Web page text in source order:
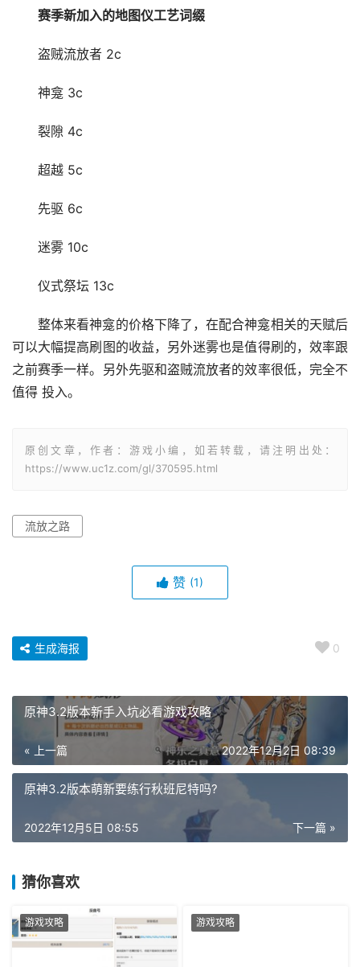
赛季新加入的地图仪工艺词缀
盗贼流放者 2c
神龛 3c
裂隙 4c
超越 5c
先驱 6c
迷雾 10c
仪式祭坛 13c
整体来看神龛的价格下降了，在配合神龛相关的天赋后
可以大幅提高刷图的收益，另外迷雾也是值得刷的，效率跟
之前赛季一样。另外先驱和盗贼流放者的效率很低，完全不
值得 投入。
原创文章，作者：游戏小编，如若转载，请注明出处：
https://www.uc1z.com/gl/370595.html
流放之路
赞 (1)
0
生成海报
原神3.2版本新手入坑必看游戏攻略
« 上一篇 2022年12月2日 08:39
原神3.2版本萌新要练行秋班尼特吗?
下一篇 »
2022年12月5日 08:55
猜你喜欢
游戏攻略 游戏攻略